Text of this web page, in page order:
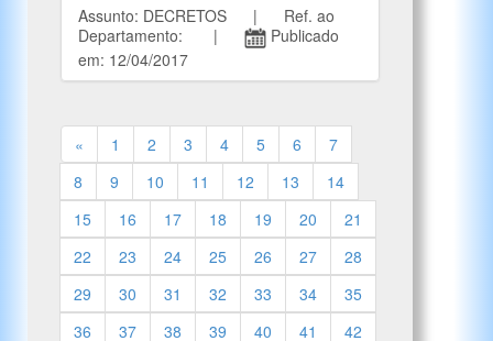
Assunto: DECRETOS | Ref. ao
Departamento: |
Publicado
em: 12/04/2017
« 1 2 3 4 5 6
7
8
9 10 11 12 13
14
15
16 17 18 19 20
21
22
23 24 25 26 27
28
29
30 31 32 33 34
35
36
37 38 39 40 41
42